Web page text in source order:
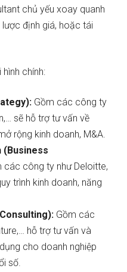
chủ yếu xoay quanh
định giá, hoặc tái
chính:
Gồm các công ty
sẽ hỗ trợ tư vấn về
rộng kinh doanh, M&A.
(Business
các công ty như Deloitte,
trình kinh doanh, năng
Gồm các
hỗ trợ tư vấn và
cho doanh nghiệp
số.